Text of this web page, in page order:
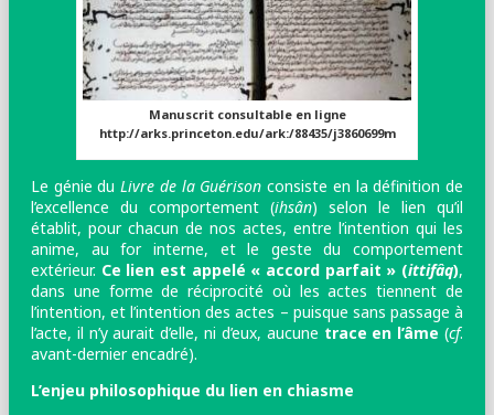
Manuscrit consultable en ligne
http://arks.princeton.edu/ark:/88435/j3860699m
Le génie duLivre de la Guérison consiste en la définition de
l’excellence du comportement (ihsân) selon le lien qu’il
établit, pour chacun de nos actes, entre l’intention qui les
anime, au for interne, et le geste du comportement
extérieur. Ce lien est appelé « accord parfait » (ittifâq),
dans une forme de réciprocité où les actes tiennent de
l’intention, et l’intention des actes – puisque sans passage à
l’acte, il n’y aurait d’elle, ni d’eux, aucune trace en l’âme (cf.
avant-dernier encadré).
L’enjeu philosophique du lien en chiasme